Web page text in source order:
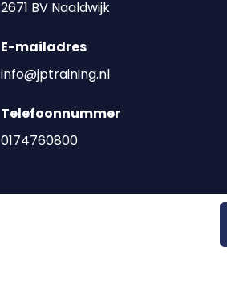
2671 BV Naaldwijk
E-mailadres
info@jptraining.nl
Telefoonnummer
0174760800